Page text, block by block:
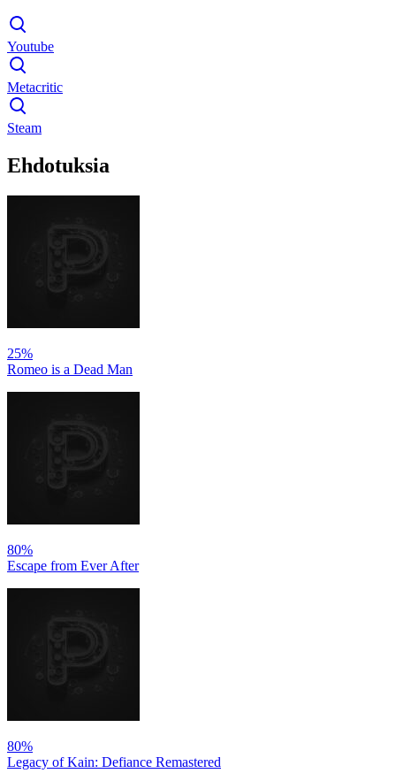
Youtube
Metacritic
Steam
Ehdotuksia
25%
Romeo is a Dead Man
80%
Escape from Ever After
80%
Legacy of Kain: Defiance Remastered